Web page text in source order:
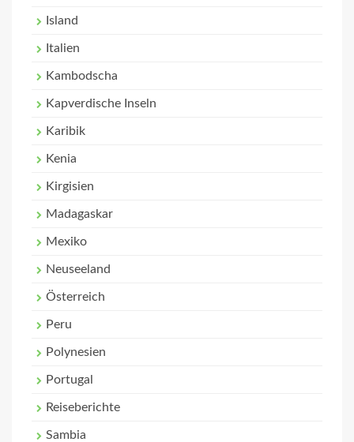
Island
Italien
Kambodscha
Kapverdische Inseln
Karibik
Kenia
Kirgisien
Madagaskar
Mexiko
Neuseeland
Österreich
Peru
Polynesien
Portugal
Reiseberichte
Sambia